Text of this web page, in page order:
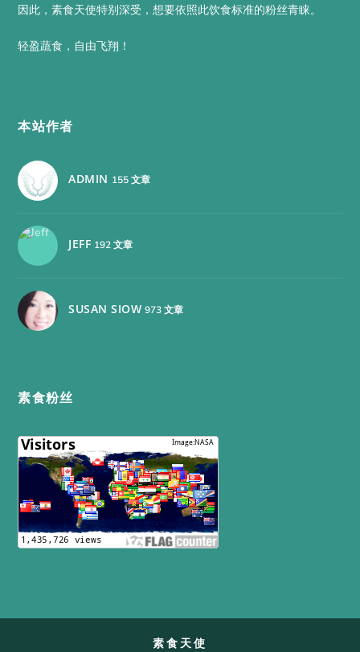
因此，素食天使特别深受，想要依照此饮食标准的粉丝青睐。
轻盈蔬食，自由飞翔！
本站作者
ADMIN 155 文章
JEFF 192 文章
SUSAN SIOW 973 文章
素食粉丝
素食天使